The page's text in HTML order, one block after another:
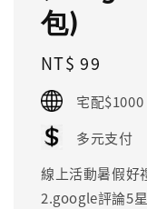
包)
Regular
price
NT$ 99
宅配
多元支付
線上活動暑假好
2.google評論5